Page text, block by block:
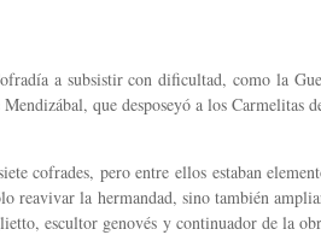
a subsistir con dificultad, como la
que desposeyó a los Carmelitas
cofrades, pero entre ellos estaban
reavivar la hermandad, sino también
escultor genovés y continuador de la